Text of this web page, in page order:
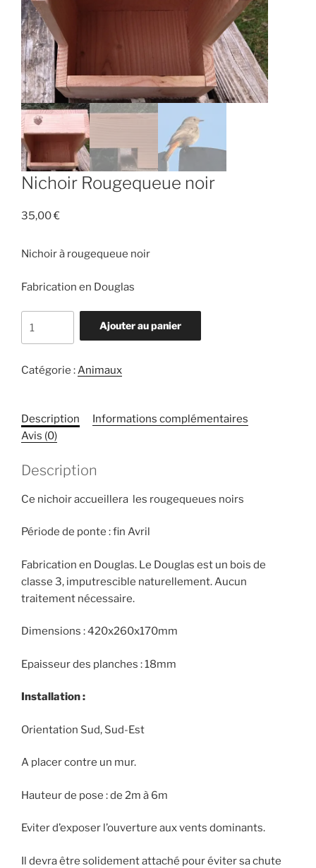
Nichoir Rougequeue noir
35,00€
Nichoir à rougequeue noir
Fabrication en Douglas
de
Rougequeue
Ajouter au panier
Catégorie :Animaux
Description
Informations complémentaires
Avis (0)
Description
Ce nichoir accueillera les rougequeues noirs
Période de ponte : fin Avril
Fabrication en Douglas. Le Douglas est un bois de
classe 3, imputrescible naturellement. Aucun
traitement nécessaire.
Dimensions : 420x260x170mm
Epaisseur des planches : 18mm
Installation :
Orientation Sud, Sud-Est
A placer contre un mur.
Hauteur de pose : de 2m à 6m
Eviter d’exposer l’ouverture aux vents dominants.
Il devra être solidement attaché pour éviter sa chute